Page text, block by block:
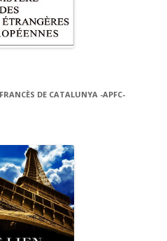
DE CATALUNYA -APFC-